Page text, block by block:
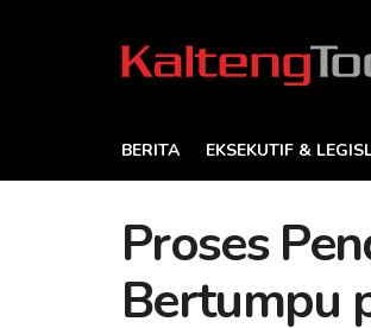
BERITA EKSEKUTIF &
Proses
Bertumpu